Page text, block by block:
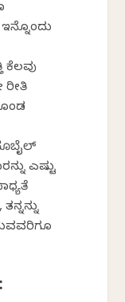
ಕೆಲವು
ರೀತಿ
ಎಷ್ಟು